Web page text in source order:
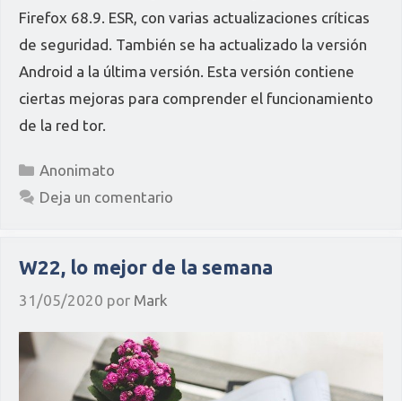
Firefox 68.9. ESR, con varias actualizaciones críticas
de seguridad. También se ha actualizado la versión
Android a la última versión. Esta versión contiene
ciertas mejoras para comprender el funcionamiento
de la red tor.
Categorías
Anonimato
Deja un comentario
W22, lo mejor de la semana
31/05/2020 por Mark